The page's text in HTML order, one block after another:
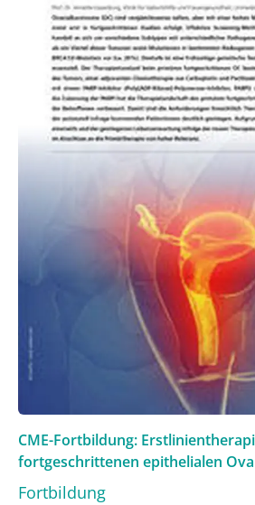
CME-Fortbildung:
fortgeschrittenen epithelialen
11/2021
Fortbildung